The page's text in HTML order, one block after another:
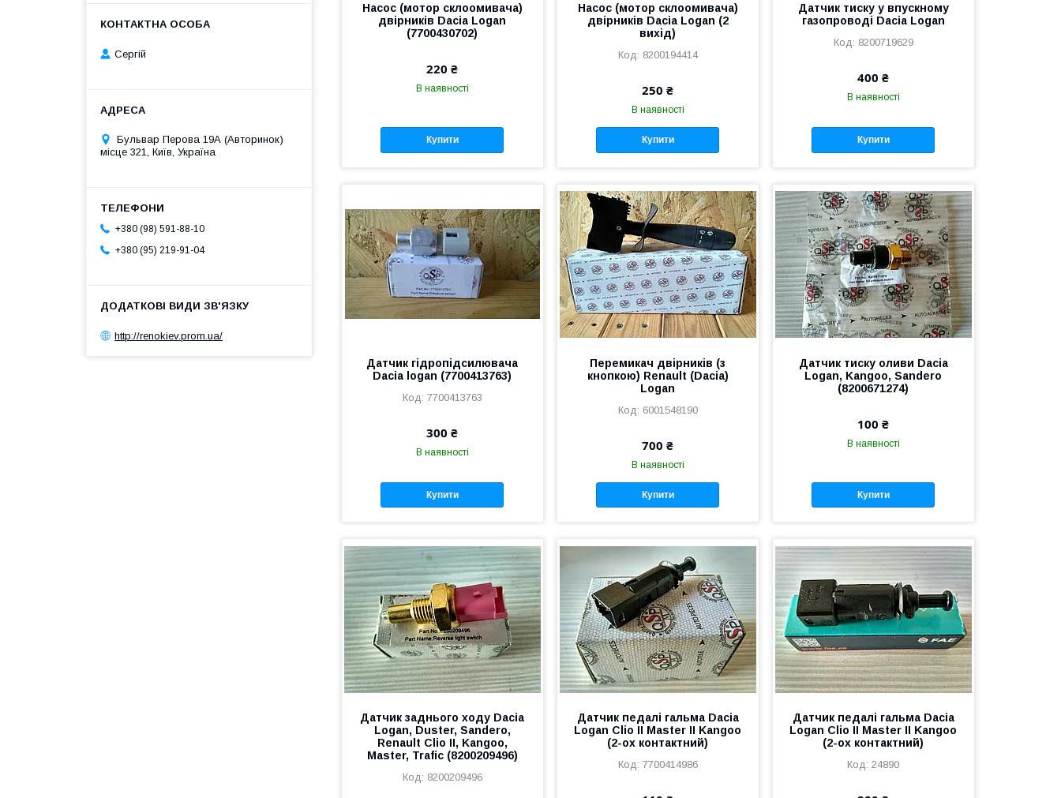
Насос (мотор склоомивача)
двірників Dacia Logan
(7700430702)
220 ₴
В наявності
Купити
Насос (мотор склоомивача)
двірників Dacia Logan (2
вихід)
8200194414
250 ₴
В наявності
Купити
Датчик тиску у впускному
газопроводі Dacia Logan
8200719629
400 ₴
В наявності
Купити
Датчик гідропідсилювача
Dacia logan (7700413763)
7700413763
300 ₴
В наявності
Купити
Перемикач двірників (з
кнопкою) Renault (Dacia)
Logan
6001548190
700 ₴
В наявності
Купити
Датчик тиску оливи Dacia
Logan, Kangoo, Sandero
(8200671274)
100 ₴
В наявності
Купити
Датчик заднього ходу Dacia
Logan, Duster, Sandero,
Renault Clio II, Kangoo,
Master, Trafic (8200209496)
8200209496
Датчик педалі гальма Dacia
Logan Clio II Master II Kangoo
(2-ох контактний)
7700414986
Датчик педалі гальма Dacia
Logan Clio II Master II Kangoo
(2-ох контактний)
24890
Сергій
Бульвар Перова 19А (Авторинок)
місце 321, Київ, Україна
+380 (98) 591-88-10
+380 (95) 219-91-04
http://renokiev.prom.ua/